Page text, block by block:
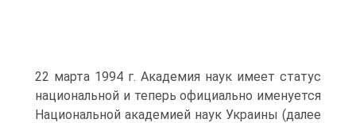
22 марта 1994 г. Академия наук имеет статус
национальной и теперь официально именуется
Национальной академией наук Украины (далее